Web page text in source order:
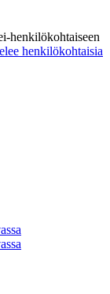
henkilökohtaiseen
henkilökohtaisia